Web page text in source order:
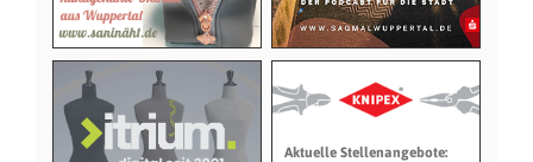
Aktuelle Stellenangebote: